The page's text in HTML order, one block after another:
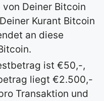
von Deiner Bitcoin
Kurant Bitcoin
an diese
ist €50,-,
liegt €2.500,-
Transaktion und